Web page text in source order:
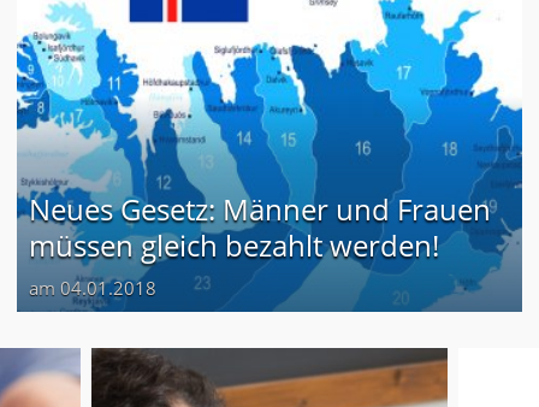
Neues Gesetz: Männer und Frauen
müssen gleich bezahlt werden!
am 04.01.2018